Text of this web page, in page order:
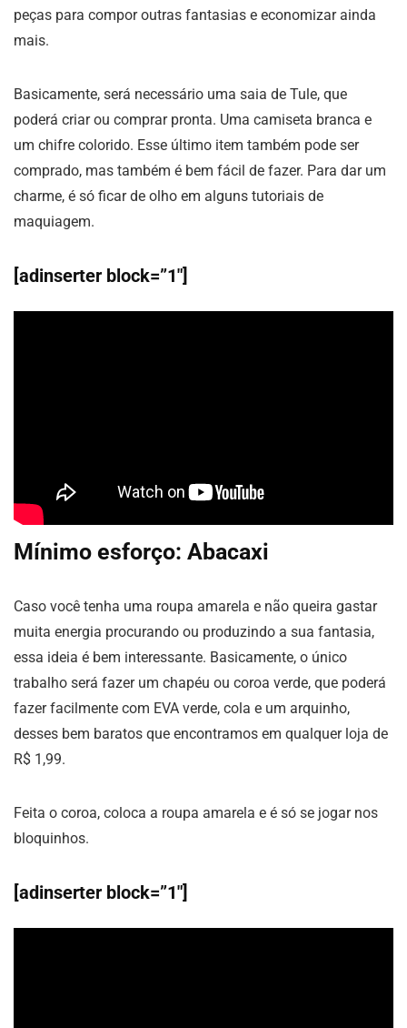
peças para compor outras fantasias e economizar ainda
mais.
Basicamente, será necessário uma saia de Tule, que
poderá criar ou comprar pronta. Uma camiseta branca e
um chifre colorido. Esse último item também pode ser
comprado, mas também é bem fácil de fazer. Para dar um
charme, é só ficar de olho em alguns tutoriais de
maquiagem.
[adinserter block=”1″]
Mínimo esforço: Abacaxi
Caso você tenha uma roupa amarela e não queira gastar
muita energia procurando ou produzindo a sua fantasia,
essa ideia é bem interessante. Basicamente, o único
trabalho será fazer um chapéu ou coroa verde, que poderá
fazer facilmente com EVA verde, cola e um arquinho,
desses bem baratos que encontramos em qualquer loja de
R$ 1,99.
Feita o coroa, coloca a roupa amarela e é só se jogar nos
bloquinhos.
[adinserter block=”1″]